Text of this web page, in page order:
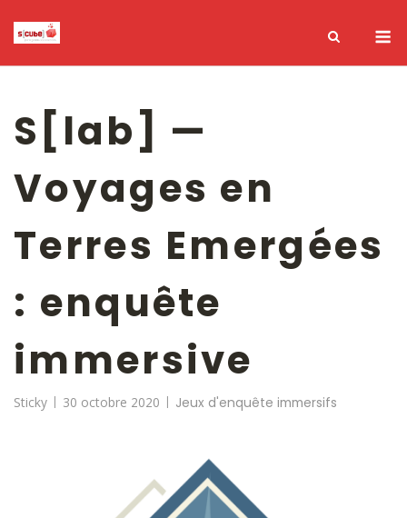
S[lab] —
Voyages en
Terres Emergées
: enquête
immersive
Sticky 30 octobre 2020 Jeux d'enquête immersifs